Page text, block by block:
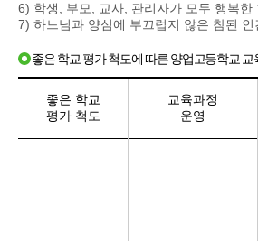
6) 학생, 부모, 교사, 관리자가 모두 행복한
7) 하느님과 양심에 부끄럽지 않은 참된 인
좋은 학교 평가 척도에 따른 양업고등학교 교
좋은 학교
평가 척도
교육과정
운영